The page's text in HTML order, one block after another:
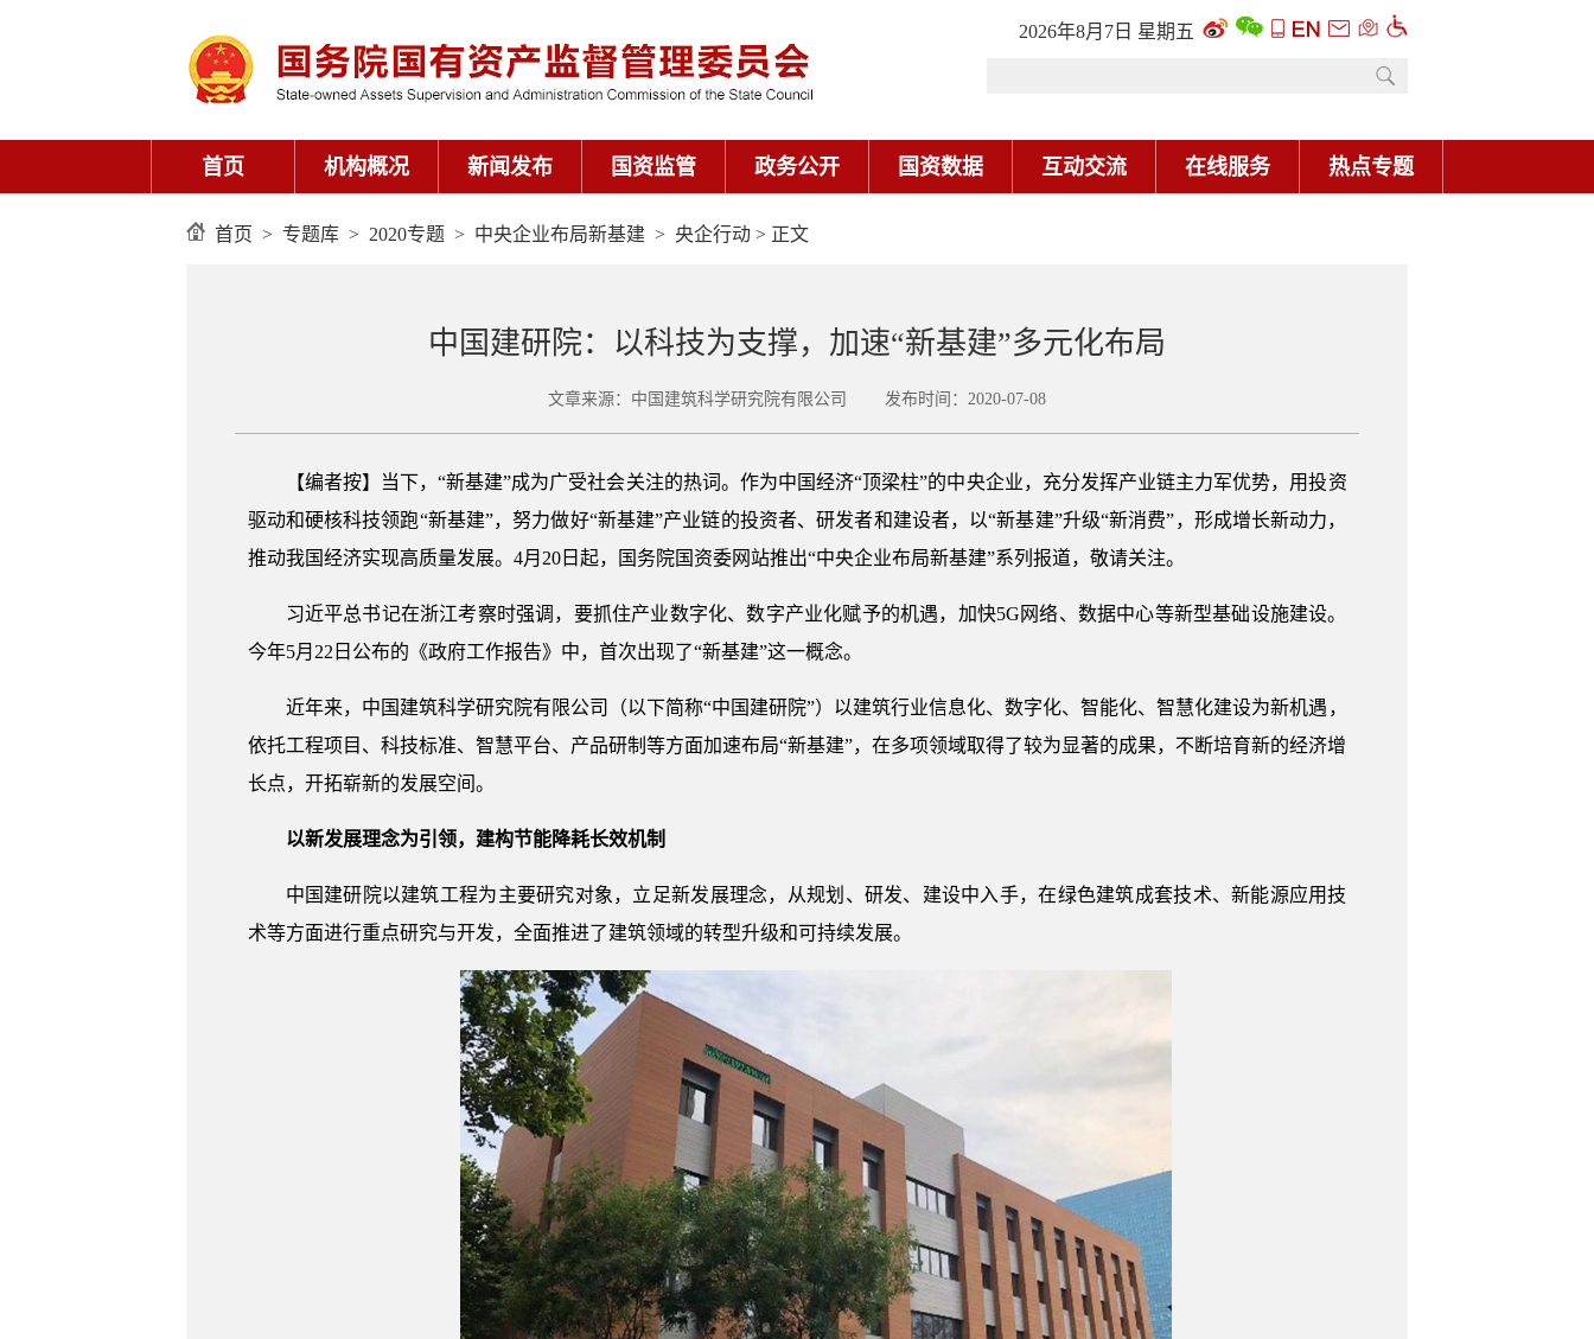
首页 > 专题库 > 2020专题 > 中央企业布局新基建 > 央企行动 > 正文
中国建研院：以科技为支撑，加速“新基建”多元化布局
文章来源：中国建筑科学研究院有限公司 发布时间：2020-07-08
【编者按】
当下，“新基建”成为广受社会关注的热词。作为中国经济“顶梁柱”的中央企业，充分发挥产业链主力军优势，用投资
驱动和硬核科技领跑“新基建”，努力做好“新基建”产业链的投资者、研发者和建设者，以“新基建”升级“新消费”，形成增长新动力，
推动我国经济实现高质量发展。4月20日起，国务院国资委网站推出“中央企业布局新基建”系列报道，敬请关注。
习近平总书记在浙江考察时强调，要抓住产业数字化、数字产业化赋予的机遇，加快5G网络、数据中心等新型基础设施建设。
今年5月22日公布的《政府工作报告》中，首次出现了“新基建”这一概念。
近年来，中国建筑科学研究院有限公司（以下简称“中国建研院”）以建筑行业信息化、数字化、智能化、智慧化建设为新机遇，
依托工程项目、科技标准、智慧平台、产品研制等方面加速布局“新基建”，在多项领域取得了较为显著的成果，不断培育新的经济增
长点，开拓崭新的发展空间。
以新发展理念为引领，建构节能降耗长效机制
中国建研院以建筑工程为主要研究对象，立足新发展理念，从规划、研发、建设中入手，在绿色建筑成套技术、新能源应用技
术等方面进行重点研究与开发，全面推进了建筑领域的转型升级和可持续发展。